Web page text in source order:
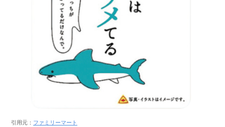
引用元： ファミリーマート